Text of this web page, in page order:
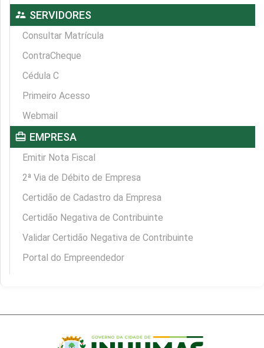
supervisor_account SERVIDORES
Consultar Matrícula
ContraCheque
Cédula C
Primeiro Acesso
Webmail
card_travel EMPRESA
Emitir Nota Fiscal
2ª Via de Débito de Empresa
Certidão de Cadastro da Empresa
Certidão Negativa de Contribuinte
Validar Certidão Negativa de Contribuinte
Portal do Empreendedor